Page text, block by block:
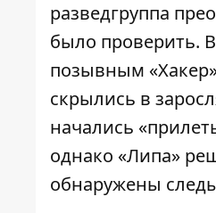
разведгруппа
было проверить.
позывным
скрылись в
начались
однако «Липа»
обнаружены